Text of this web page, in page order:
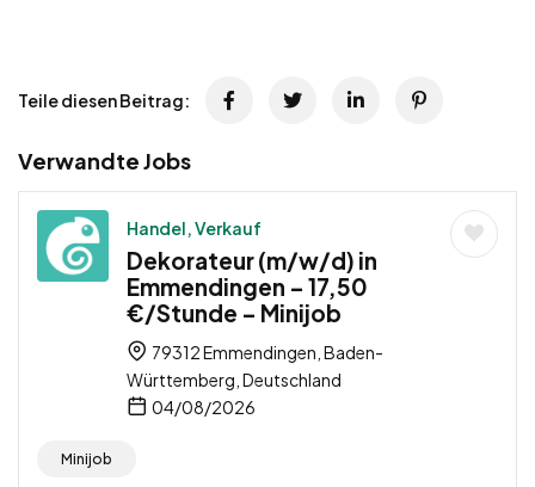
Teile diesen Beitrag:
Verwandte Jobs
Handel, Verkauf
Dekorateur (m/w/d) in
Emmendingen – 17,50
€/Stunde – Minijob
79312 Emmendingen, Baden-
Württemberg, Deutschland
04/08/2026
Minijob